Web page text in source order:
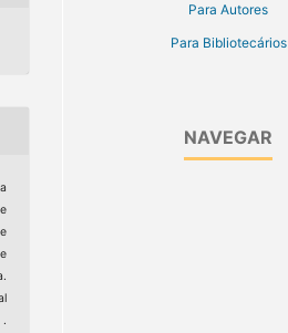
Para Autores
Para Bibliotecários
NAVEGAR